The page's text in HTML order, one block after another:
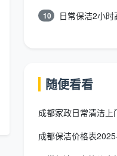
10
随便看看